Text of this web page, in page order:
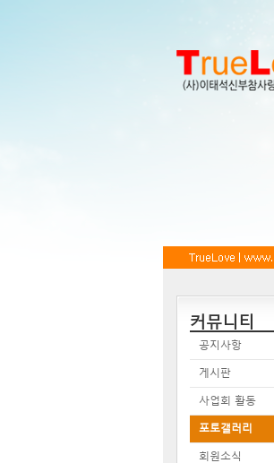
커뮤니티
공지사항
게시판
사업회 활동
포토갤러리
회원소식